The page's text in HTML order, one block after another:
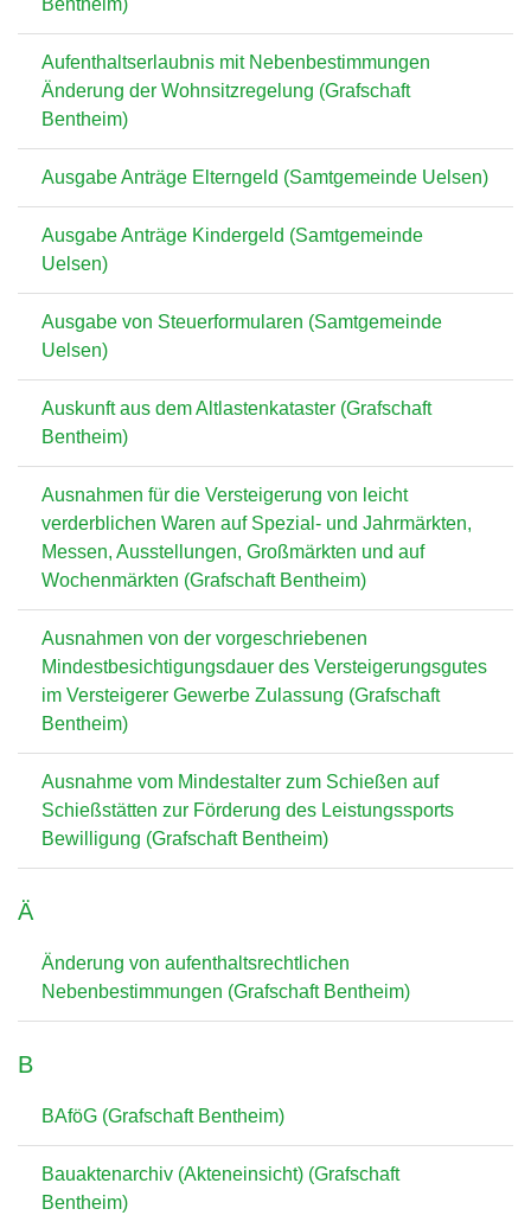
Bentheim)
Aufenthaltserlaubnis mit Nebenbestimmungen
Änderung der Wohnsitzregelung (Grafschaft
Bentheim)
Ausgabe Anträge Elterngeld (Samtgemeinde Uelsen)
Ausgabe Anträge Kindergeld (Samtgemeinde
Uelsen)
Ausgabe von Steuerformularen (Samtgemeinde
Uelsen)
Auskunft aus dem Altlastenkataster (Grafschaft
Bentheim)
Ausnahmen für die Versteigerung von leicht
verderblichen Waren auf Spezial- und Jahrmärkten,
Messen, Ausstellungen, Großmärkten und auf
Wochenmärkten (Grafschaft Bentheim)
Ausnahmen von der vorgeschriebenen
Mindestbesichtigungsdauer des Versteigerungsgutes
im Versteigerer Gewerbe Zulassung (Grafschaft
Bentheim)
Ausnahme vom Mindestalter zum Schießen auf
Schießstätten zur Förderung des Leistungssports
Bewilligung (Grafschaft Bentheim)
Ä
Änderung von aufenthaltsrechtlichen
Nebenbestimmungen (Grafschaft Bentheim)
B
BAföG (Grafschaft Bentheim)
Bauaktenarchiv (Akteneinsicht) (Grafschaft
Bentheim)